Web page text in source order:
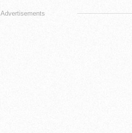
Advertisements